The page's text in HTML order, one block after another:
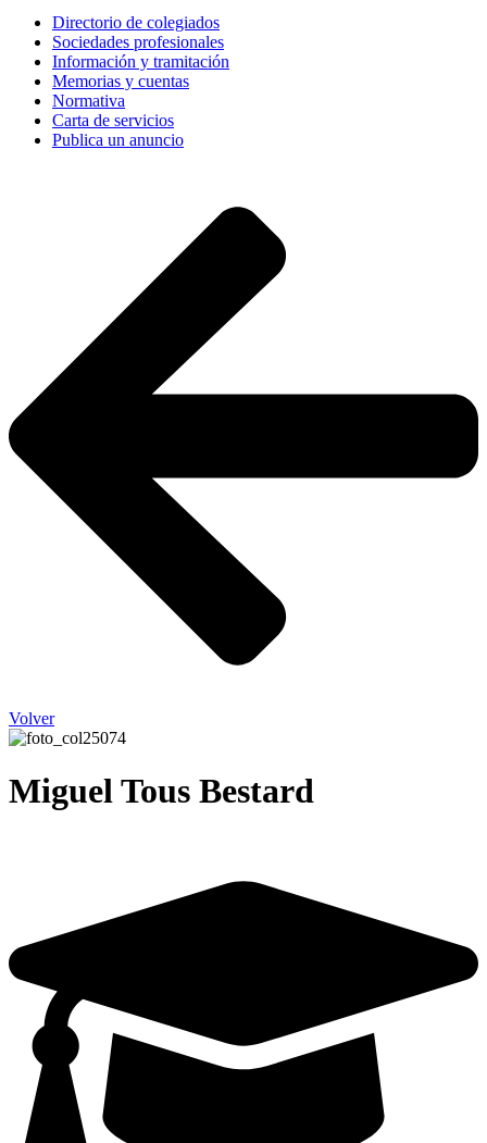
Directorio de colegiados
Sociedades profesionales
Información y tramitación
Memorias y cuentas
Normativa
Carta de servicios
Publica un anuncio
Volver
Miguel Tous Bestard